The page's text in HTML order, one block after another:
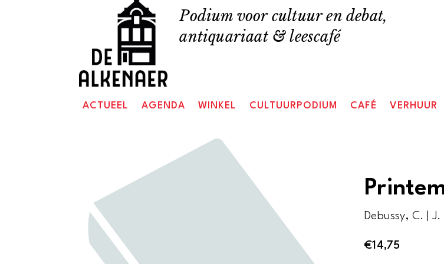
Podium voor cultuur en debat,
antiquariaat & leescafé
ACTUEEL AGENDA WINKEL CULTUURPODIUM CAFÉ VERHUUR
Debussy, C. | J.
€14,75